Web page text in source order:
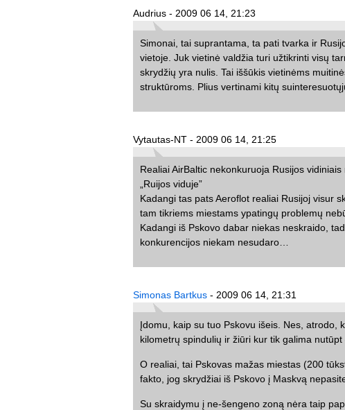
Audrius - 2009 06 14, 21:23
Simonai, tai suprantama, ta pati tvarka ir
vietoje. Juk vietinė valdžia turi užtikrinti visų
skrydžių yra nulis. Tai iššūkis vietinėms
struktūroms. Plius vertinami kitų
Vytautas-NT - 2009 06 14, 21:25
Realiai AirBaltic nekonkuruoja Rusijos
„Ruijos viduje”
Kadangi tas pats Aeroflot realiai Rusijoj visur
tam tikriems miestams ypatingų problemų
Kadangi iš Pskovo dabar niekas neskraido,
konkurencijos niekam nesudaro…
Simonas Bartkus - 2009 06 14, 21:31
Įdomu, kaip su tuo Pskovu išeis. Nes, atrodo,
kilometrų spindulių ir žiūri kur tik galima
O realiai, tai Pskovas mažas miestas (200
fakto, jog skrydžiai iš Pskovo į Maskvą
Su skraidymu į ne-šengeno zoną nėra taip